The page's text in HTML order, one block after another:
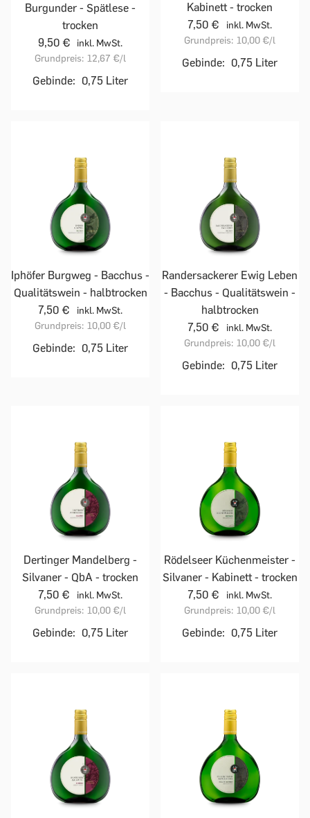
Burgunder - Spätlese -
trocken
9,50 €
inkl. MwSt.
Grundpreis: 12,67 €/l
Gebinde: 0,75 Liter
Kabinett - trocken
7,50 €
inkl. MwSt.
Grundpreis: 10,00 €/l
Gebinde: 0,75 Liter
Iphöfer Burgweg - Bacchus -
Qualitätswein - halbtrocken
7,50 €
inkl. MwSt.
Grundpreis: 10,00 €/l
Gebinde: 0,75 Liter
Randersackerer Ewig Leben
- Bacchus - Qualitätswein -
halbtrocken
7,50 €
inkl. MwSt.
Grundpreis: 10,00 €/l
Gebinde: 0,75 Liter
Dertinger Mandelberg -
Silvaner - QbA - trocken
7,50 €
inkl. MwSt.
Grundpreis: 10,00 €/l
Gebinde: 0,75 Liter
Rödelseer Küchenmeister -
Silvaner - Kabinett - trocken
7,50 €
inkl. MwSt.
Grundpreis: 10,00 €/l
Gebinde: 0,75 Liter